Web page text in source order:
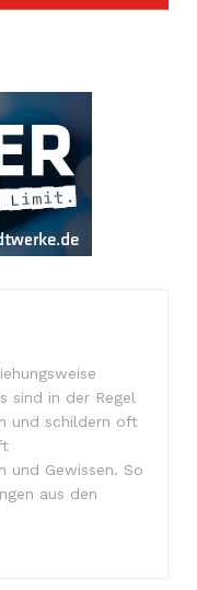
sind in der Regel
und schildern oft
und Gewissen. So
aus den